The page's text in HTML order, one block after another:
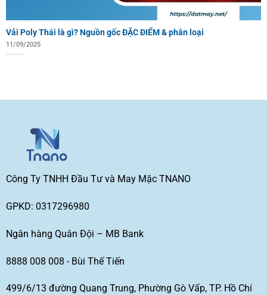
Vải Poly Thái là gì? Nguồn gốc ĐẶC ĐIỂM & phân loại
11/09/2025
Công Ty TNHH Đầu Tư và May Mặc TNANO
GPKD: 0317296980
Ngân hàng Quân Đội – MB Bank
8888 008 008 - Bùi Thế Tiến
499/6/13 đường Quang Trung, Phường Gò Vấp, TP. Hồ Chí